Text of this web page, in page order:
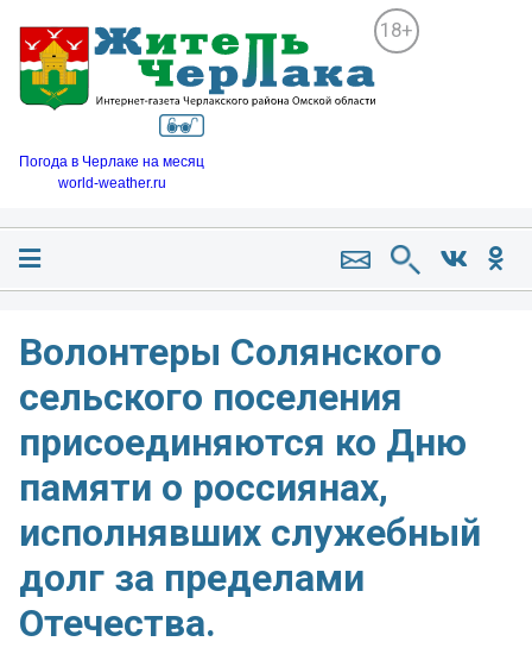
18+
Погода в Черлаке на месяц
world-weather.ru
Волонтеры Солянского
сельского поселения
присоединяются ко Дню
памяти о россиянах,
исполнявших служебный
долг за пределами
Отечества.